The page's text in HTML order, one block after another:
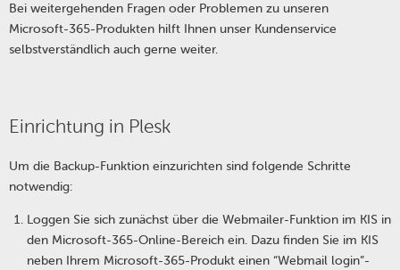
Bei weitergehenden Fragen oder Problemen zu unseren
Microsoft-365-Produkten hilft Ihnen unser Kundenservice
selbstverständlich auch gerne weiter.
Einrichtung in Plesk
Um die Backup-Funktion einzurichten sind folgende Schritte
notwendig:
Loggen Sie sich zunächst über die Webmailer-Funktion im KIS in
den Microsoft-365-Online-Bereich ein. Dazu finden Sie im KIS
neben Ihrem Microsoft-365-Produkt einen “Webmail login”-